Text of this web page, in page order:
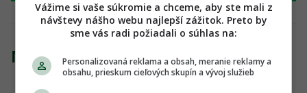
Našli sme 1 produkt
Vážime si vaše súkromie a chceme, aby ste mali z
návštevy nášho webu najlepší zážitok. Preto by
sme vás radi požiadali o súhlas na:
Personalizovaná reklama a obsah, meranie reklamy a
obsahu, prieskum cieľových skupín a vývoj služieb